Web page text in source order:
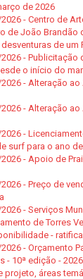
de 2026
- Centro de
de João Brandão
de um
2026 -
o início do
- Alteração ao
- Alteração ao
2026 -
surf para o ano
- Apoio de
- Preço de
2026 - Serviços
de Torres
-
- Orçamento
- 10ª edição -
projeto, áreas